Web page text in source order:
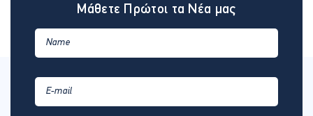
ΏΡΑ
18:00 - 21:15
Μάθετε Πρώτοι τα Νέα μας